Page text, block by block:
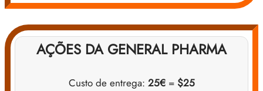
AÇÕES DA GENERAL PHARMA
Custo de entrega: 25€= $25